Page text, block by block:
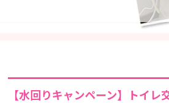
【水回りキャンペーン】トイ